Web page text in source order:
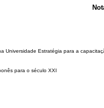
Universidade Estratégia para a
para o século XXI